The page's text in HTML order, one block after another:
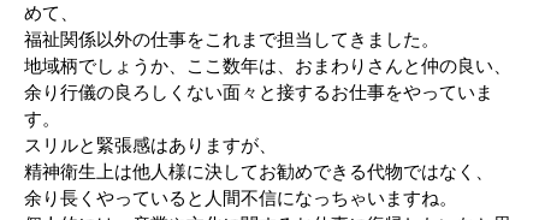
めて、
福祉関係以外の仕事をこれまで担当してきました。
地域柄でしょうか、ここ数年は、おまわりさんと仲の良い、
余り行儀の良ろしくない面々と接するお仕事をやっていま
す。
スリルと緊張感はありますが、
精神衛生上は他人様に決してお勧めできる代物ではなく、
余り長くやっていると人間不信になっちゃいますね。